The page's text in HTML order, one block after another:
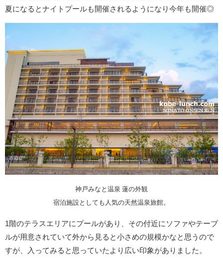
夏になるとナイトプールも開催されるようになり今年も開催◎
神戸みなと温泉 蓮の外観
宿泊施設としても人気の天然温泉旅館。
1階のテラスエリアにプールがあり、その付近にソファやテーブ
ルが用意されていて外から見ると小さめの規模かなと思うので
すが、入ってみると思っていたより広い印象がありました。